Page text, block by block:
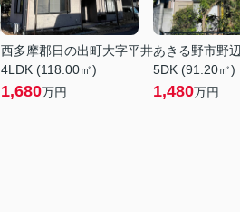
西多摩郡日の出町大字平井
4LDK (118.00㎡)
1,680万円
あきる野市野辺
5DK (91.20㎡)
1,480万円